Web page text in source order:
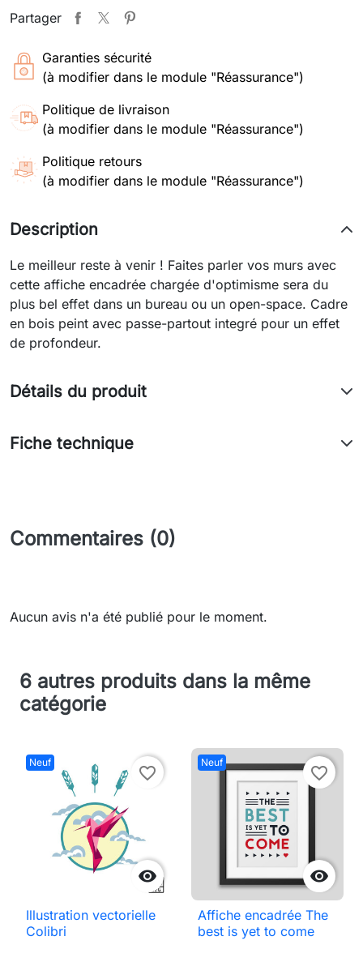
Partager
Garanties sécurité
(à modifier dans le module "Réassurance")
Politique de livraison
(à modifier dans le module "Réassurance")
Politique retours
(à modifier dans le module "Réassurance")
Description
Le meilleur reste à venir ! Faites parler vos murs avec
cette affiche encadrée chargée d'optimisme sera du
plus bel effet dans un bureau ou un open-space. Cadre
en bois peint avec passe-partout integré pour un effet
de profondeur.
Détails du produit
Fiche technique
Commentaires (0)
Aucun avis n'a été publié pour le moment.
6 autres produits dans la même
catégorie
Neuf

favorite_border
Illustration vectorielle
Colibri
Neuf

favorite_border
Affiche encadrée The
best is yet to come